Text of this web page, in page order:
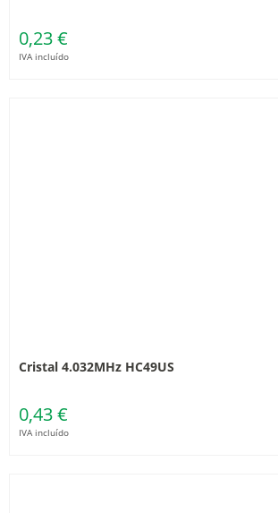
0,23 €
IVA incluído
Cristal 4.032MHz HC49US
0,43 €
IVA incluído